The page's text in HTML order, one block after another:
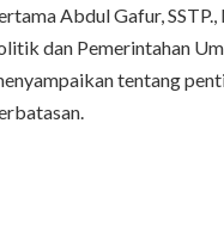
Abdul Gafur,
dan Pemerintahan
tentang